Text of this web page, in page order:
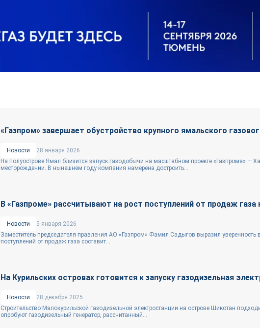
«Газпром» завершает обустройство крупного ямальского
Новости
28 января 2026
На полуострове Ямал близится запуск газодобычи на масштабном проекте «Газпрома» —
месторождении. В нынешнем году компания намерена достроить...
В «Газпроме» рассчитывают на рост поступлений от продаж газа
Новости
5 января 2026
Заместитель председателя правления АО «Газпром» Фамил Садыгов выразил уверенность
поступлений от продаж газа составит...
На Курильских островах готовится к запуску газодизельная
Новости
28 декабря 2025
Строительство Малокурильской газодизельной электростанции на острове Шикотан
опробуют газодизельный генератор, рассчитанный...